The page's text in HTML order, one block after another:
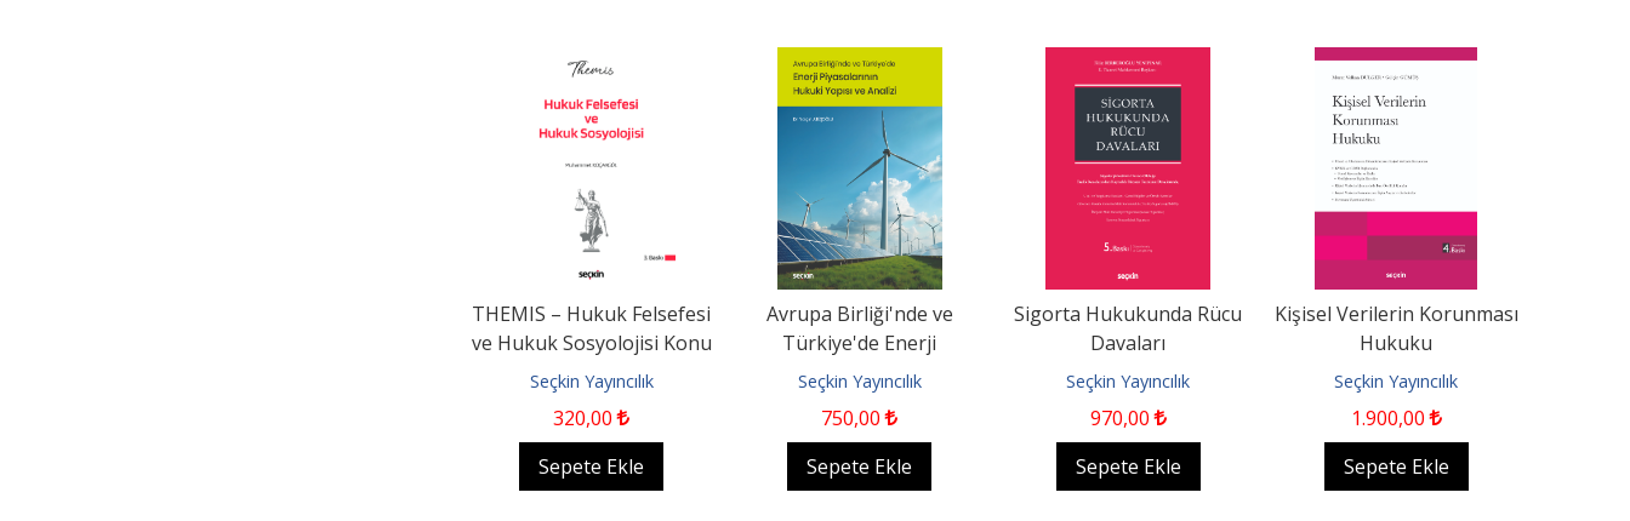
THEMIS – Hukuk Felsefesi
ve Hukuk Sosyolojisi Konu
Kitabı
Seçkin Yayıncılık
320,00
Sepete Ekle
Avrupa Birliği'nde ve
Türkiye'de Enerji
Piyasalarının Hukuki Yapısı
ve...
Seçkin Yayıncılık
750,00
Sepete Ekle
Sigorta Hukukunda Rücu
Davaları
Seçkin Yayıncılık
970,00
Sepete Ekle
Kişisel Verilerin Korunması
Hukuku
Seçkin Yayıncılık
1.900,00
Sepete Ekle